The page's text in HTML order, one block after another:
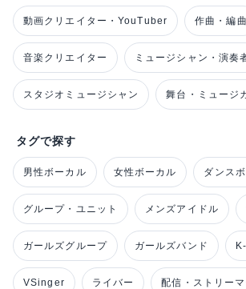
動画クリエイター・YouTuber 作曲・編曲
音楽クリエイター ミュージシャン・演奏
スタジオミュージシャン 舞台・ミュージ
タグで探す
男性ボーカル 女性ボーカル ダンス
グループ・ユニット メンズアイドル
ガールズグループ ガールズバンド
VSinger ライバー 配信・ストリーマ